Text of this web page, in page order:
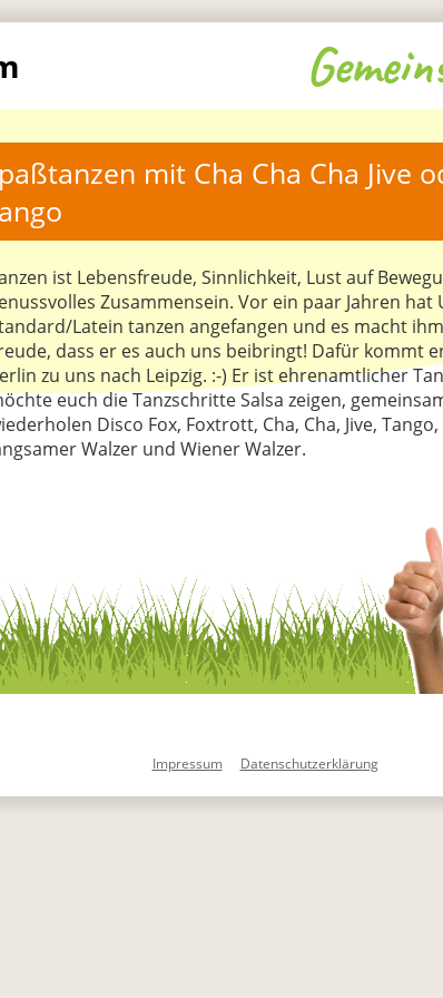
mit Cha Cha Cha Jive
ist Lebensfreude, Sinnlichkeit, Lust auf
Zusammensein. Vor ein paar Jahren hat
Latein tanzen angefangen und es macht
dass er es auch uns beibringt! Dafür kommt
zu uns nach Leipzig. :-) Er ist ehrenamtlicher
euch die Tanzschritte Salsa zeigen,
Disco Fox, Foxtrott, Cha, Cha, Jive,
Walzer und Wiener Walzer.
Impressum Datenschutzerklärung